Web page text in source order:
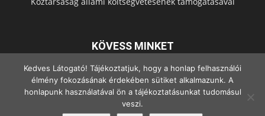
KÖVESS MINKET
Kedves Látogató! Tájékoztatjuk, hogy a honlap felhasználói
élmény fokozásának érdekében sütiket alkalmazunk. A
honlapunk használatával ön a tájékoztatásunkat tudomásul
veszi.